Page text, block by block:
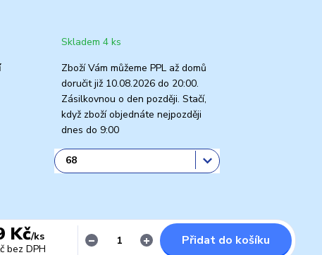
Skladem 4 ks
Zboží Vám můžeme PPL až domů
doručit již 10.08.2026 do 20:00.
Zásilkovnou o den později. Stačí,
když zboží objednáte nejpozději
dnes do 9:00
Kč/ks
bez DPH
Přidat do košíku